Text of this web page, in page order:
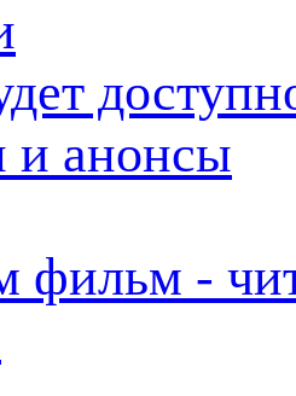
и анонсы
фильм -